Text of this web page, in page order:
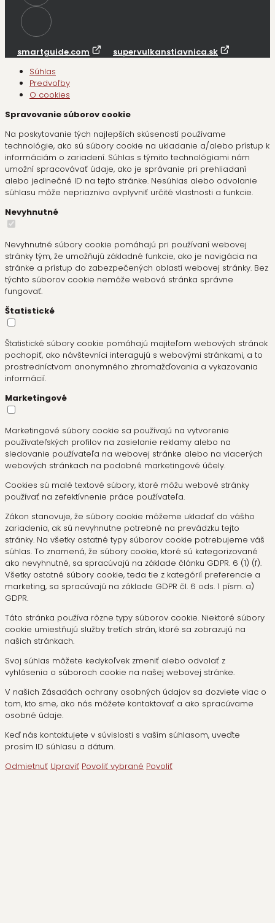
smartguide.com
supervulkanstiavnica.sk
Súhlas
Predvoľby
O cookies
Spravovanie súborov cookie
Na poskytovanie tých najlepších skúseností používame
technológie, ako sú súbory cookie na ukladanie a/alebo prístup k
informáciám o zariadení. Súhlas s týmito technológiami nám
umožní spracovávať údaje, ako je správanie pri prehliadaní
alebo jedinečné ID na tejto stránke. Nesúhlas alebo odvolanie
súhlasu môže nepriaznivo ovplyvniť určité vlastnosti a funkcie.
Nevyhnutné
Nevyhnutné súbory cookie pomáhajú pri používaní webovej
stránky tým, že umožňujú základné funkcie, ako je navigácia na
stránke a prístup do zabezpečených oblastí webovej stránky. Bez
týchto súborov cookie nemôže webová stránka správne
fungovať.
Štatistické
Štatistické súbory cookie pomáhajú majiteľom webových stránok
pochopiť, ako návštevníci interagujú s webovými stránkami, a to
prostredníctvom anonymného zhromažďovania a vykazovania
informácií.
Marketingové
Marketingové súbory cookie sa používajú na vytvorenie
používateľských profilov na zasielanie reklamy alebo na
sledovanie používateľa na webovej stránke alebo na viacerých
webových stránkach na podobné marketingové účely.
Cookies sú malé textové súbory, ktoré môžu webové stránky
používať na zefektívnenie práce používateľa.
Zákon stanovuje, že súbory cookie môžeme ukladať do vášho
zariadenia, ak sú nevyhnutne potrebné na prevádzku tejto
stránky. Na všetky ostatné typy súborov cookie potrebujeme váš
súhlas. To znamená, že súbory cookie, ktoré sú kategorizované
ako nevyhnutné, sa spracúvajú na základe článku GDPR. 6 (1) (f).
Všetky ostatné súbory cookie, teda tie z kategórií preferencie a
marketing, sa spracúvajú na základe GDPR čl. 6 ods. 1 písm. a)
GDPR.
Táto stránka používa rôzne typy súborov cookie. Niektoré súbory
cookie umiestňujú služby tretích strán, ktoré sa zobrazujú na
našich stránkach.
Svoj súhlas môžete kedykoľvek zmeniť alebo odvolať z
vyhlásenia o súboroch cookie na našej webovej stránke.
V našich Zásadách ochrany osobných údajov sa dozviete viac o
tom, kto sme, ako nás môžete kontaktovať a ako spracúvame
osobné údaje.
Keď nás kontaktujete v súvislosti s vaším súhlasom, uveďte
prosím ID súhlasu a dátum.
Odmietnuť Upraviť Povoliť vybrané Povoliť